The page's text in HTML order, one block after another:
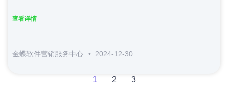
查看详情
金蝶软件营销服务中心 2024-12-30
1 2 3